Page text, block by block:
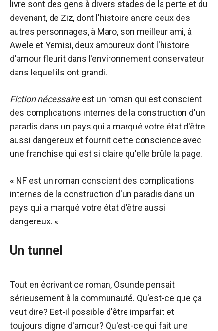
livre sont des gens à divers stades de la perte et du
devenant, de Ziz, dont l'histoire ancre ceux des
autres personnages, à Maro, son meilleur ami, à
Awele et Yemisi, deux amoureux dont l'histoire
d'amour fleurit dans l'environnement conservateur
dans lequel ils ont grandi.
Fiction nécessaireest un roman qui est conscient
des complications internes de la construction d'un
paradis dans un pays qui a marqué votre état d'être
aussi dangereux et fournit cette conscience avec
une franchise qui est si claire qu'elle brûle la page.
« NF est un roman conscient des complications
internes de la construction d'un paradis dans un
pays qui a marqué votre état d'être aussi
dangereux. «
Un tunnel
Tout en écrivant ce roman, Osunde pensait
sérieusement à la communauté. Qu'est-ce que ça
veut dire? Est-il possible d'être imparfait et
toujours digne d'amour? Qu'est-ce qui fait une